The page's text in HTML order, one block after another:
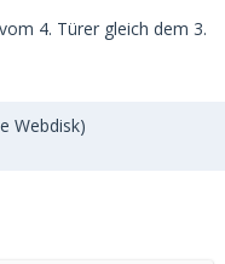
4. Türer gleich dem 3.
Webdisk)